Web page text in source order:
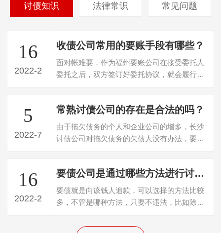
讨债知识 法律常识 常见问题
16
2022-2
收债公司常用的要账手段有哪些？
面对帐难要，作为福州要账公司在接受委托人
委托之后，双方签订好委托协议，就会履行要
5
2022-7
常熟讨债公司的存在是合法的吗？
由于拖欠债务的个人和企业公司的增多，长沙
讨债公司对拖欠债务的欠债人没有办法，要不
16
2022-2
要债公司是通过哪些方法进行讨债？
要债就是向该钱人追款，可以选择的方法比较
多，不管是哪种方法，只要不违法，比如除了